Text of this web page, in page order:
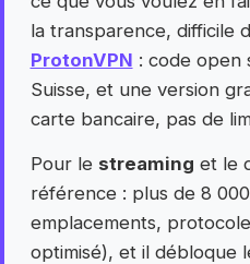
la transparence, difficile
ProtonVPN : code open
Suisse, et une version
carte bancaire, pas de
Pour le streaming et le
référence : plus de 8
emplacements,
optimisé), et il débloque